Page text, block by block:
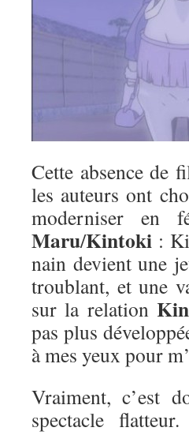
Cette absence de
les auteurs ont
moderniser en
Maru/Kintoki :
nain devient une
troublant, et une
sur la relation
pas plus
à mes yeux pour
Vraiment, c’est
spectacle